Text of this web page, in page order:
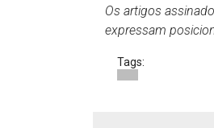
Os artigos
expressam
Tags: